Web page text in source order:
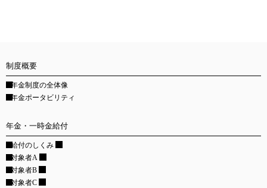
制度概要
年金制度の全体像
年金ポータビリティ
年金・一時金給付
給付のしくみ
対象者A
対象者B
対象者C